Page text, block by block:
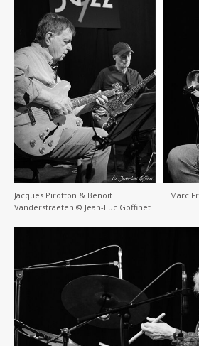
Jacques Pirotton & Benoit
Vanderstraeten © Jean-Luc Goffinet
Marc